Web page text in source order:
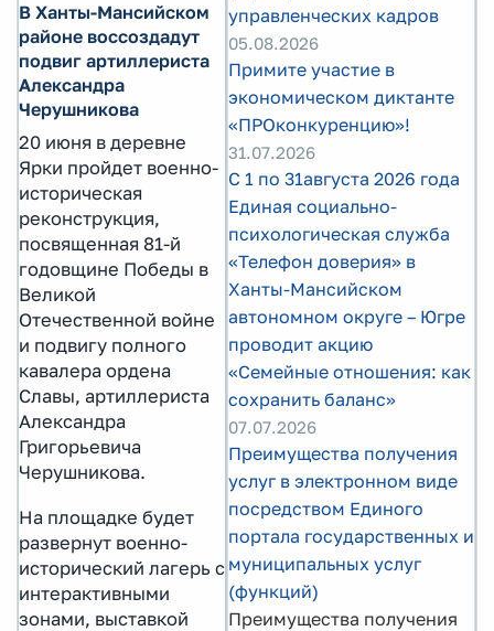
В Ханты-Мансийском
районе воссоздадут
подвиг артиллериста
Александра
Черушникова
20 июня в деревне
Ярки пройдет военно-
историческая
реконструкция,
посвященная 81-й
годовщине Победы в
Великой
Отечественной войне
и подвигу полного
кавалера ордена
Славы, артиллериста
Александра
Григорьевича
Черушникова.
На площадке будет
развернут военно-
исторический лагерь с
интерактивными
зонами, выставкой
управленческих кадров
05.08.2026
Примите участие в
экономическом диктанте
«ПРОконкуренцию»!
31.07.2026
С 1 по 31августа 2026 года
Единая социально-
психологическая служба
«Телефон доверия» в
Ханты-Мансийском
автономном округе – Югре
проводит акцию
«Семейные отношения: как
сохранить баланс»
07.07.2026
Преимущества получения
услуг в электронном виде
посредством Единого
портала государственных и
муниципальных услуг
(функций)
Преимущества получения